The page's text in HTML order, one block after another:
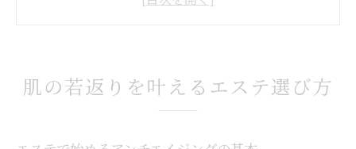
肌悩みに合わせたエステ施術の見極め方
肌の若返りを叶えるエステ選び方